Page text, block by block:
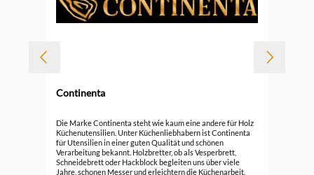
Continenta
Die Marke Continenta steht wie kaum eine andere für Holz
Küchenutensilien. Unter Küchenliebhabern ist Continenta
für Utensilien in einer guten Qualität und schönen
Verarbeitung bekannt. Holzbretter, ob als Vesperbrett,
Schneidebrett oder Hackblock begleiten uns über viele
Jahre, schonen Messer und erleichtern die Küchenarbeit.